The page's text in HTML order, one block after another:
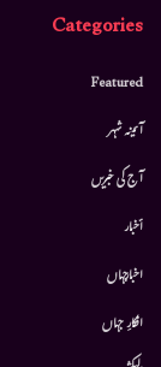
Categories
Featured
آئینہ شہر
آج کی خبریں
أخبار
اخبارجہاں
افکارِ جہاں